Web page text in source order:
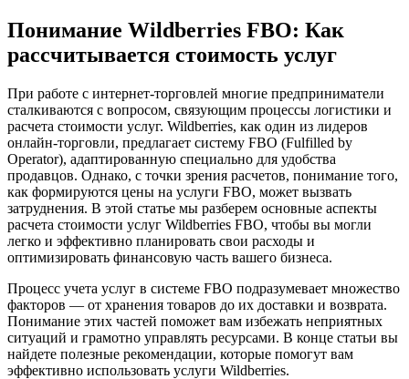
Понимание Wildberries FBO: Как
рассчитывается стоимость услуг
При работе с интернет-торговлей многие предприниматели
сталкиваются с вопросом, связующим процессы логистики и
расчета стоимости услуг. Wildberries, как один из лидеров
онлайн-торговли, предлагает систему FBO (Fulfilled by
Operator), адаптированную специально для удобства
продавцов. Однако, с точки зрения расчетов, понимание того,
как формируются цены на услуги FBO, может вызвать
затруднения. В этой статье мы разберем основные аспекты
расчета стоимости услуг Wildberries FBO, чтобы вы могли
легко и эффективно планировать свои расходы и
оптимизировать финансовую часть вашего бизнеса.
Процесс учета услуг в системе FBO подразумевает множество
факторов — от хранения товаров до их доставки и возврата.
Понимание этих частей поможет вам избежать неприятных
ситуаций и грамотно управлять ресурсами. В конце статьи вы
найдете полезные рекомендации, которые помогут вам
эффективно использовать услуги Wildberries.